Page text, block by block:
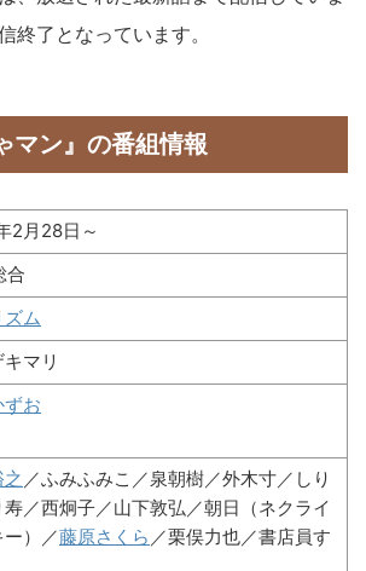
終了となっています。
マン』の番組情報
2月28日～
合
ム
マリ
お
／ふみふみこ／泉朝樹／外木寸／しり
寿／西炯子／山下敦弘／朝日（ネクライ
ー）／藤原さくら ／栗俣力也／書店員す